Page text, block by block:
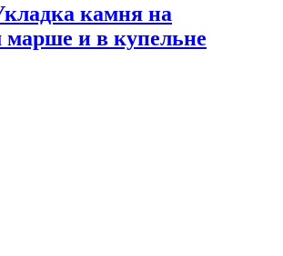
камня на
марше и в купельне